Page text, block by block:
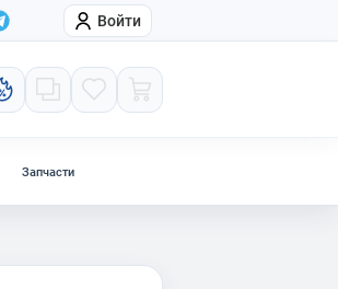
Войти
Запчасти